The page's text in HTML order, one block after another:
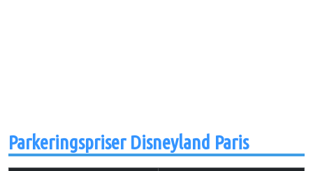
Parkeringspriser Disneyland Paris